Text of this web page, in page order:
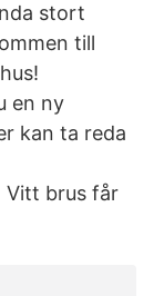
stort
till
en ny
kan ta reda
Vitt brus får